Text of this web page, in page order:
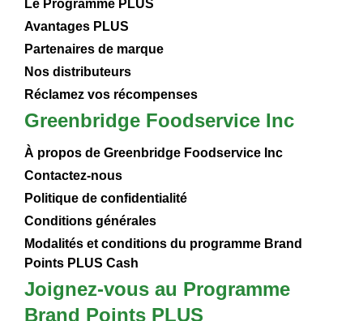
Le Programme PLUS
Avantages PLUS
Partenaires de marque
Nos distributeurs
Réclamez vos récompenses
Greenbridge Foodservice Inc
À propos de Greenbridge Foodservice Inc
Contactez-nous
Politique de confidentialité
Conditions générales
Modalités et conditions du programme Brand
Points PLUS Cash
Joignez-vous au Programme
Brand Points PLUS